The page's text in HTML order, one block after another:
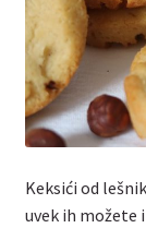
Keksići od
uvek ih možete